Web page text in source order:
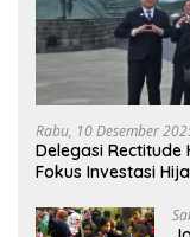
Rabu, 10 Desember
Delegasi Rectitude
Fokus Investasi